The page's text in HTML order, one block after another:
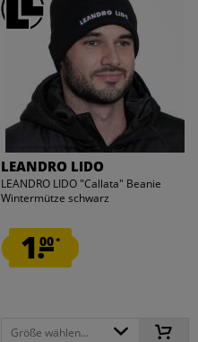
LEANDRO LIDO
LEANDRO LIDO "Callata" Beanie
Wintermütze schwarz
1.00*
Größe wählen...